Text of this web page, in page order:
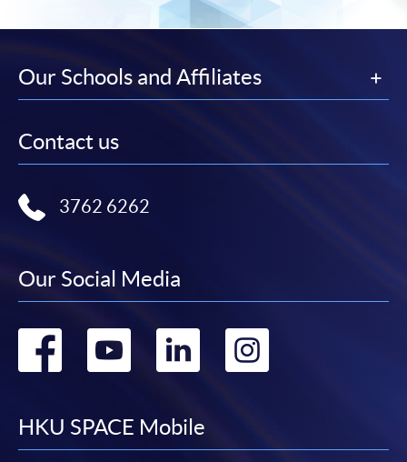
填寫網上報名表格
後按照指示填妥網上報名表格。
某些課程須甄選入學，並要求申請人上載課程網頁
申請人可使用以下方式繳交報名費或課程費用:
定繳費靈網上密碼。有關如何申請繳費靈戶口及密
Our Schools and Affiliates
Contact us
3762 6262
Our Social Media
Go
facebook
Go
youtube
Go
linkedin
HKU SPACE Mobile